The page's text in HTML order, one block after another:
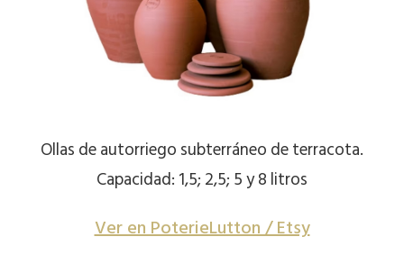
Ollas de autorriego subterráneo de terracota.
Capacidad: 1,5; 2,5; 5 y 8 litros
Ver en PoterieLutton / Etsy